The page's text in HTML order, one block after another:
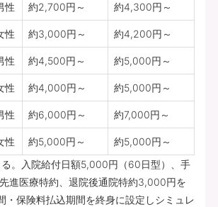
性 約2,700円～ 約4,300円～
性 約3,000円～ 約4,200円～
性 約4,500円～ 約5,000円～
性 約4,000円～ 約5,000円～
性 約6,000円～ 約7,000円～
性 約5,000円～
約5,000円～
。入院給付日額5,000円（60日型）、手
進医療特約、退院後通院特約3,000円を
・保険料払込期間を終身に設定しシミュレ